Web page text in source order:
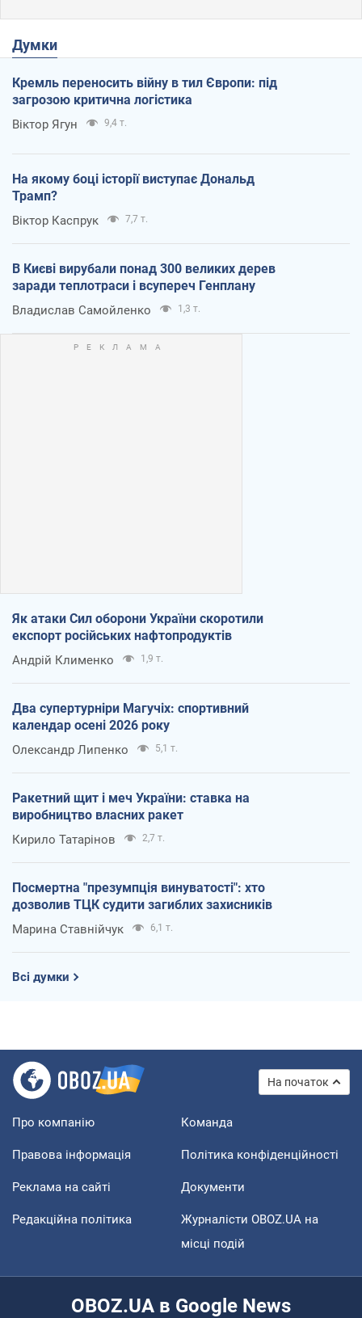
Думки
Кремль переносить війну в тил Європи: під
загрозою критична логістика
Віктор Ягун 9,4 т.
На якому боці історії виступає Дональд
Трамп?
Віктор Каспрук 7,7 т.
В Києві вирубали понад 300 великих дерев
заради теплотраси і всупереч Генплану
Владислав Самойленко 1,3 т.
Як атаки Сил оборони України скоротили
експорт російських нафтопродуктів
Андрій Клименко 1,9 т.
Два супертурніри Магучіх: спортивний
календар осені 2026 року
Олександр Липенко 5,1 т.
Ракетний щит і меч України: ставка на
виробництво власних ракет
Кирило Татарінов 2,7 т.
Посмертна "презумпція винуватості": хто
дозволив ТЦК судити загиблих захисників
Марина Ставнійчук 6,1 т.
Всі думки
На початок
Про компанію Команда
Правова інформація Політика конфіденційності
Реклама на сайті Документи
Редакційна політика
Журналісти OBOZ.UA на
місці подій
OBOZ.UA в Google News